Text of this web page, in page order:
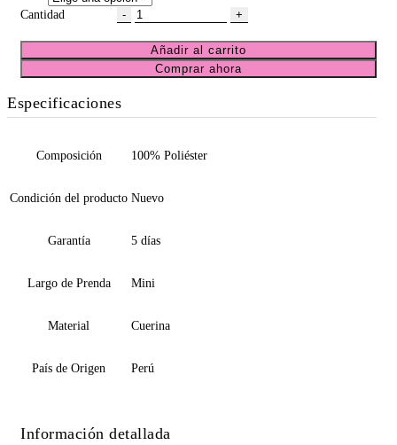
- +
Añadir al carrito
Comprar ahora
Especificaciones
Composición 100% Poliéster
Condición del producto Nuevo
Garantía 5 días
Largo de Prenda Mini
Material Cuerina
País de Origen Perú
Información detallada